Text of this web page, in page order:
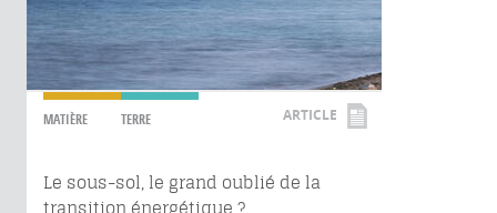
MATIÈRE TERRE ARTICLE
Le sous-sol, le grand oublié de la
transition énergétique ?